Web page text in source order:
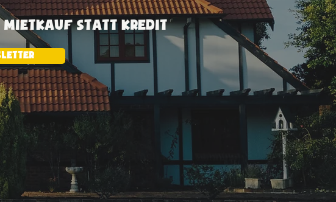
statt Kredit